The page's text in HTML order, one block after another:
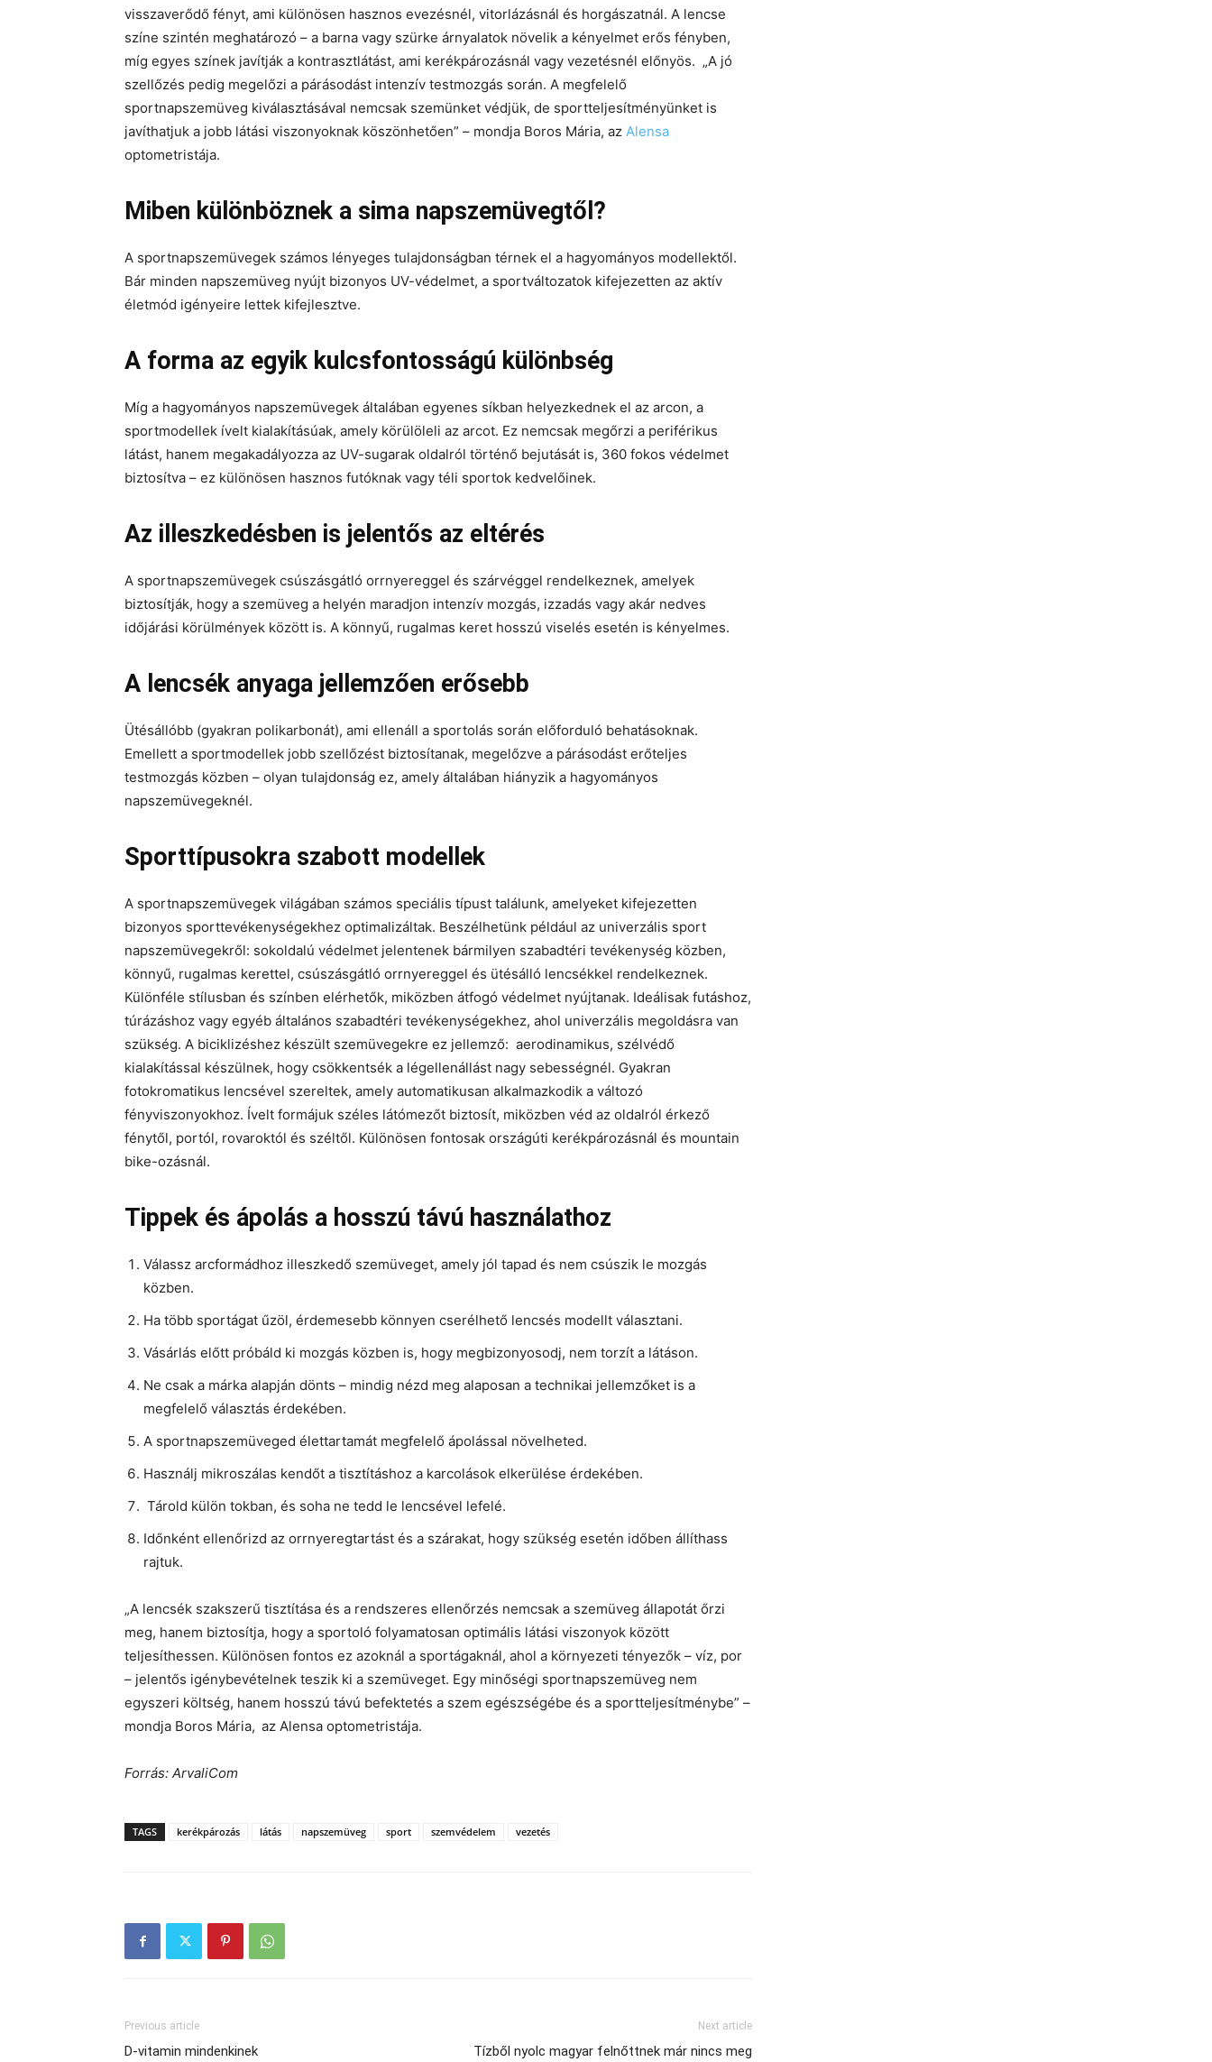
visszaverődő fényt, ami különösen hasznos evezésnél, vitorlázásnál és horgászatnál. A lencse
színe szintén meghatározó – a barna vagy szürke árnyalatok növelik a kényelmet erős fényben,
míg egyes színek javítják a kontrasztlátást, ami kerékpározásnál vagy vezetésnél előnyös. „A jó
szellőzés pedig megelőzi a párásodást intenzív testmozgás során. A megfelelő
sportnapszemüveg kiválasztásával nemcsak szemünket védjük, de sportteljesítményünket is
javíthatjuk a jobb látási viszonyoknak köszönhetően” – mondja Boros Mária, az Alensa
optometristája.
Miben különböznek a sima napszemüvegtől?
A sportnapszemüvegek számos lényeges tulajdonságban térnek el a hagyományos modellektől.
Bár minden napszemüveg nyújt bizonyos UV-védelmet, a sportváltozatok kifejezetten az aktív
életmód igényeire lettek kifejlesztve.
A forma az egyik kulcsfontosságú különbség
Míg a hagyományos napszemüvegek általában egyenes síkban helyezkednek el az arcon, a
sportmodellek ívelt kialakításúak, amely körülöleli az arcot. Ez nemcsak megőrzi a periférikus
látást, hanem megakadályozza az UV-sugarak oldalról történő bejutását is, 360 fokos védelmet
biztosítva – ez különösen hasznos futóknak vagy téli sportok kedvelőinek.
Az illeszkedésben is jelentős az eltérés
A sportnapszemüvegek csúszásgátló orrnyereggel és szárvéggel rendelkeznek, amelyek
biztosítják, hogy a szemüveg a helyén maradjon intenzív mozgás, izzadás vagy akár nedves
időjárási körülmények között is. A könnyű, rugalmas keret hosszú viselés esetén is kényelmes.
A lencsék anyaga jellemzően erősebb
Ütésállóbb (gyakran polikarbonát), ami ellenáll a sportolás során előforduló behatásoknak.
Emellett a sportmodellek jobb szellőzést biztosítanak, megelőzve a párásodást erőteljes
testmozgás közben – olyan tulajdonság ez, amely általában hiányzik a hagyományos
napszemüvegeknél.
Sporttípusokra szabott modellek
A sportnapszemüvegek világában számos speciális típust találunk, amelyeket kifejezetten
bizonyos sporttevékenységekhez optimalizáltak. Beszélhetünk például az univerzális sport
napszemüvegekről: sokoldalú védelmet jelentenek bármilyen szabadtéri tevékenység közben,
könnyű, rugalmas kerettel, csúszásgátló orrnyereggel és ütésálló lencsékkel rendelkeznek.
Különféle stílusban és színben elérhetők, miközben átfogó védelmet nyújtanak. Ideálisak futáshoz,
túrázáshoz vagy egyéb általános szabadtéri tevékenységekhez, ahol univerzális megoldásra van
szükség. A biciklizéshez készült szemüvegekre ez jellemző: aerodinamikus, szélvédő
kialakítással készülnek, hogy csökkentsék a légellenállást nagy sebességnél. Gyakran
fotokromatikus lencsével szereltek, amely automatikusan alkalmazkodik a változó
fényviszonyokhoz. Ívelt formájuk széles látómezőt biztosít, miközben véd az oldalról érkező
fénytől, portól, rovaroktól és széltől. Különösen fontosak országúti kerékpározásnál és mountain
bike-ozásnál.
Tippek és ápolás a hosszú távú használathoz
Válassz arcformádhoz illeszkedő szemüveget, amely jól tapad és nem csúszik le mozgás
közben.
Ha több sportágat űzöl, érdemesebb könnyen cserélhető lencsés modellt választani.
Vásárlás előtt próbáld ki mozgás közben is, hogy megbizonyosodj, nem torzít a látáson.
Ne csak a márka alapján dönts – mindig nézd meg alaposan a technikai jellemzőket is a
megfelelő választás érdekében.
A sportnapszemüveged élettartamát megfelelő ápolással növelheted.
Használj mikroszálas kendőt a tisztításhoz a karcolások elkerülése érdekében.
Tárold külön tokban, és soha ne tedd le lencsével lefelé.
Időnként ellenőrizd az orrnyeregtartást és a szárakat, hogy szükség esetén időben állíthass
rajtuk.
„A lencsék szakszerű tisztítása és a rendszeres ellenőrzés nemcsak a szemüveg állapotát őrzi
meg, hanem biztosítja, hogy a sportoló folyamatosan optimális látási viszonyok között
teljesíthessen. Különösen fontos ez azoknál a sportágaknál, ahol a környezeti tényezők – víz, por
– jelentős igénybevételnek teszik ki a szemüveget. Egy minőségi sportnapszemüveg nem
egyszeri költség, hanem hosszú távú befektetés a szem egészségébe és a sportteljesítménybe” –
mondja Boros Mária, az Alensa optometristája.
Forrás: ArvaliCom
TAGS kerékpározás látás napszemüveg sport szemvédelem vezetés
Previous article
D-vitamin mindenkinek
Next article
Tízből nyolc magyar felnőttnek már nincs meg